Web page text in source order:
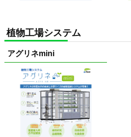
植物工場システム
アグリネmini